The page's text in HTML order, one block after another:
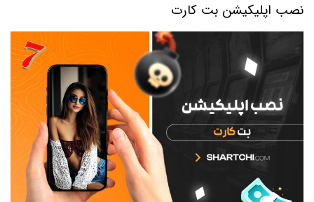
نصب اپلیکیشن بت کارت